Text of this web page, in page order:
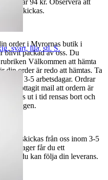
är 94 kr. Observera att
kan skickas.
order i Myrornas butik i
blivit packad av oss. Du
Välkommen att hämta
din order är redo att hämtas. Ta
cirka 3-5 arbetsdagar. Ordrar
mottagit mail att ordern är
ut i tid rensas bort och
att skickas från oss inom 3-5
vårt lager får du ett
där du kan följa din leverans.
svart, lila, stl. S.